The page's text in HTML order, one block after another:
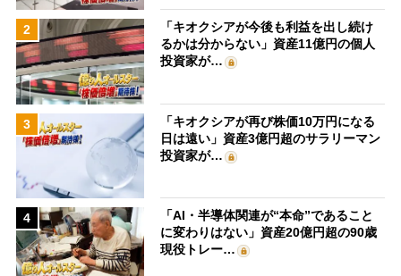
2
「キオクシアが今後も利益を出し続け
るかは分からない」資産11億円の個人
投資家が…
3
「キオクシアが再び株価10万円になる
日は遠い」資産3億円超のサラリーマン
投資家が…
4
「AI・半導体関連が“本命”であること
に変わりはない」資産20億円超の90歳
現役トレー…